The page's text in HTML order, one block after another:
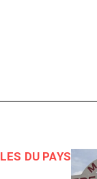
DU PAYS